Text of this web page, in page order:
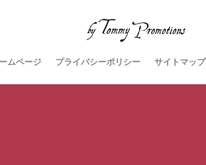
ムページ プライバシーポリシー サイトマップ